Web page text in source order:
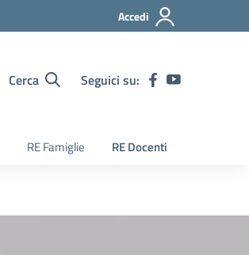
Accedi
Cerca Seguici su:
RE Famiglie RE Docenti